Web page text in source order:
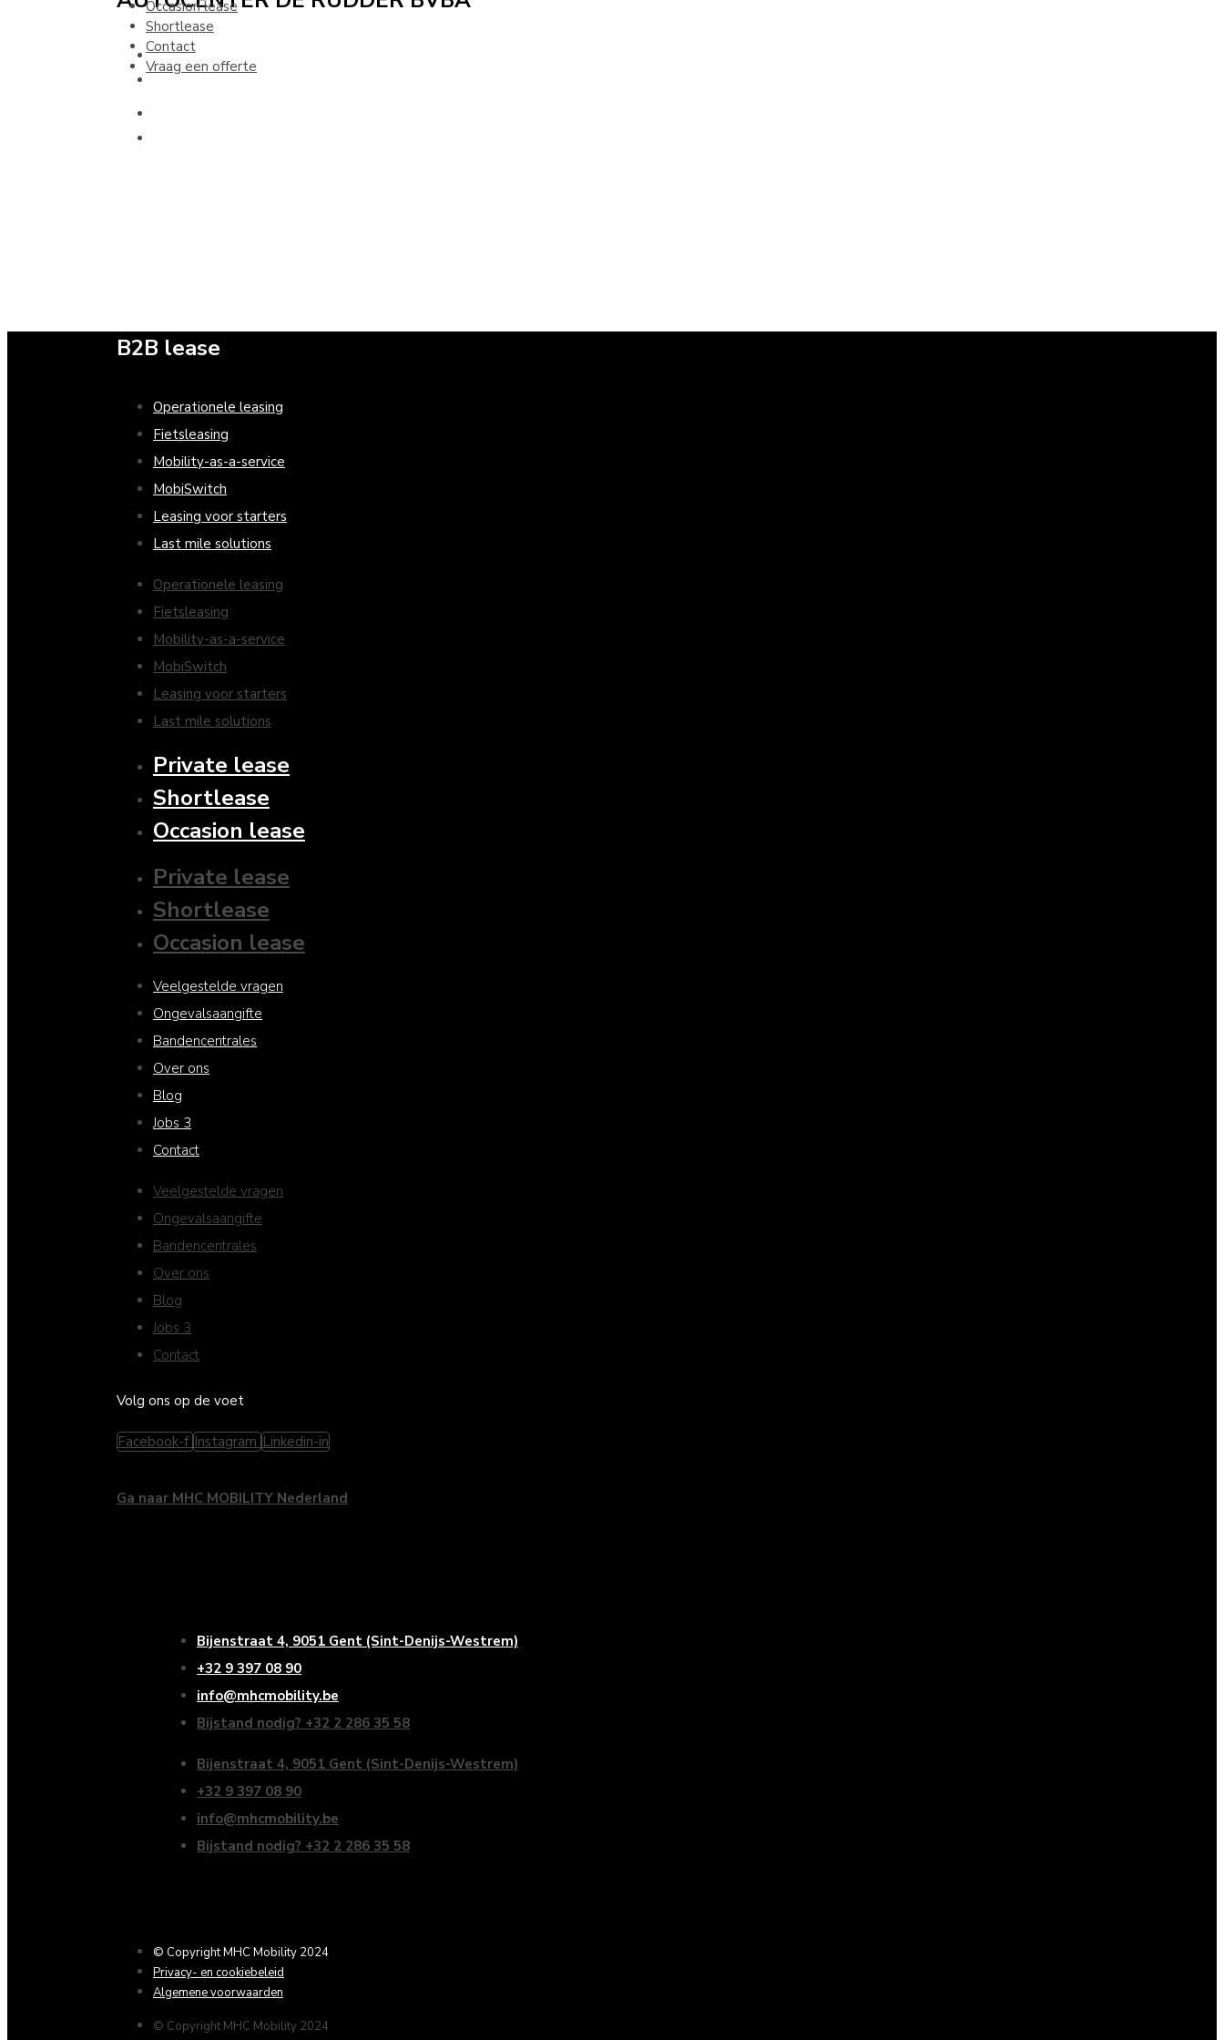
Occasion lease
Shortlease
Contact
Vraag een offerte
B2B lease
Operationele leasing
Fietsleasing
Mobility-as-a-service
MobiSwitch
Leasing voor starters
Last mile solutions
Operationele leasing
Fietsleasing
Mobility-as-a-service
MobiSwitch
Leasing voor starters
Last mile solutions
Private lease
Shortlease
Occasion lease
Private lease
Shortlease
Occasion lease
Veelgestelde vragen
Ongevalsaangifte
Bandencentrales
Over ons
Blog
Jobs 3
Contact
Veelgestelde vragen
Ongevalsaangifte
Bandencentrales
Over ons
Blog
Jobs 3
Contact
Volg ons op de voet
Facebook-f Instagram Linkedin-in
Ga naar MHC MOBILITY Nederland
Bijenstraat 4, 9051 Gent (Sint-Denijs-Westrem)
+32 9 397 08 90
info@mhcmobility.be
Bijstand nodig? +32 2 286 35 58
Bijenstraat 4, 9051 Gent (Sint-Denijs-Westrem)
+32 9 397 08 90
info@mhcmobility.be
Bijstand nodig? +32 2 286 35 58
© Copyright MHC Mobility 2024
Privacy- en cookiebeleid
Algemene voorwaarden
© Copyright MHC Mobility 2024